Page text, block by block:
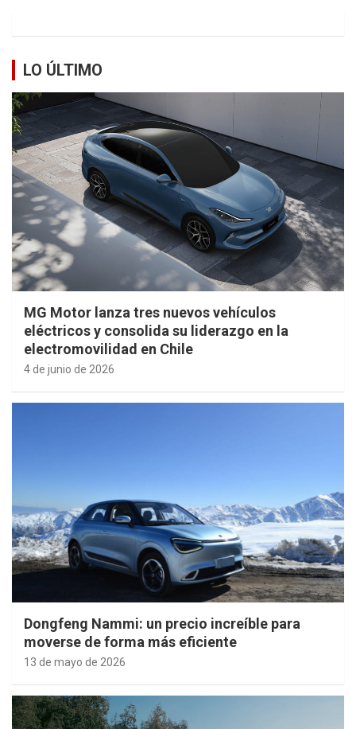
LO ÚLTIMO
MG Motor lanza tres nuevos vehículos
eléctricos y consolida su liderazgo en la
electromovilidad en Chile
4 de junio de 2026
Dongfeng Nammi: un precio increíble para
moverse de forma más eficiente
13 de mayo de 2026